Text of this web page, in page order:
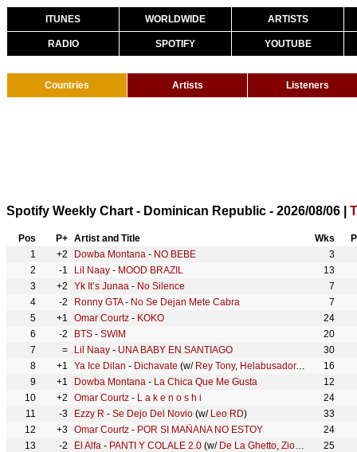
ITUNES WORLDWIDE ARTISTS
RADIO SPOTIFY YOUTUBE
Countries Artists Listeners
Spotify Weekly Chart - Dominican Republic - 2026/08/06 |
Pos P+ Artist and Title Wks
1
+2 Dowba Montana - NO BEBE
3
2
-1 Lil Naay - MOOD BRAZIL
13
3
+2 Yk It’s Junaa - No Silence
7
4
-2 Ronny GTA- No Se Dejan Mete Cabra
7
5
+1 Omar Courtz - KOKO
24
6
-2 BTS - SWIM
20
7
= Lil Naay - UNA BABY EN SANTIAGO
30
8
+1 Ya Ice Dilan - Dichavate (w/ Rey Tony, Helabusador,JipMusic
16
9
+1 Dowba Montana - La Chica Que Me Gusta
12
10
+2 Omar Courtz - L a k e n o s h i
24
11
-3 Ezzy R - Se Dejo Del Novio (w/ Leo RD)
33
12
+3 Omar Courtz - POR SI MAÑANA NO ESTOY
24
13
-2 El Alfa - PANTI Y COLALE 2.0 (w/ De La Ghetto, Zion , DJ Chulo
25